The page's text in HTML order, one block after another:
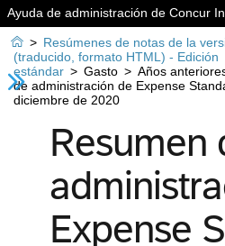
Ayuda de administración de Concur
 > Resúmenes de notas de la
(traducido, formato HTML) - Edición
estándar > Gasto > Años
de administración de Expense
diciembre de 2020
Resumen
Expense